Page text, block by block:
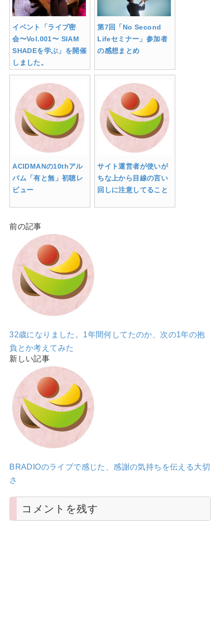
イベント「ライブ密
会〜Vol.001〜 SIAM
SHADEを学ぶ」を開催
しました。
第7回「No Second
Lifeセミナー」参加者
の感想まとめ
ACIDMANの10thアル
バム「有と無」初聴レ
ビュー
サイト運営者が使いが
ちな上から目線の言い
回しに注意してること
前の記事
32歳になりました。1年間何してたのか、次の1年の抱
負とか考えてみた
新しい記事
BRADIOのライブで感じた、感謝の気持ちを伝える大切
さ
コメントを残す